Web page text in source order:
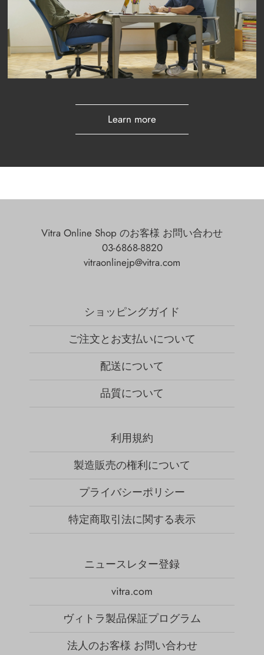
Learn more
Vitra Online Shop のお客様 お問い合わせ
03-6868-8820
vitraonlinejp@vitra.com
ショッピングガイド
ご注文とお支払いについて
配送について
品質について
利用規約
製造販売の権利について
プライバシーポリシー
特定商取引法に関する表示
ニュースレター登録
vitra.com
ヴィトラ製品保証プログラム
法人のお客様 お問い合わせ